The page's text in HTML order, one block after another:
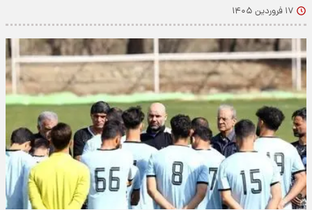
۱۷ فروردین ۱۴۰۵